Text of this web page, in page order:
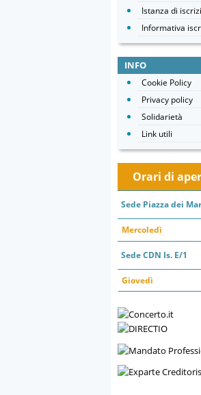
Istanza di
Informativa
INFO
Cookie Policy
Privacy policy
Solidarietà
Link utili
Orari di
Sede Piazza dei
Mercoledì
Sede CDN Is. E/1
Giovedì